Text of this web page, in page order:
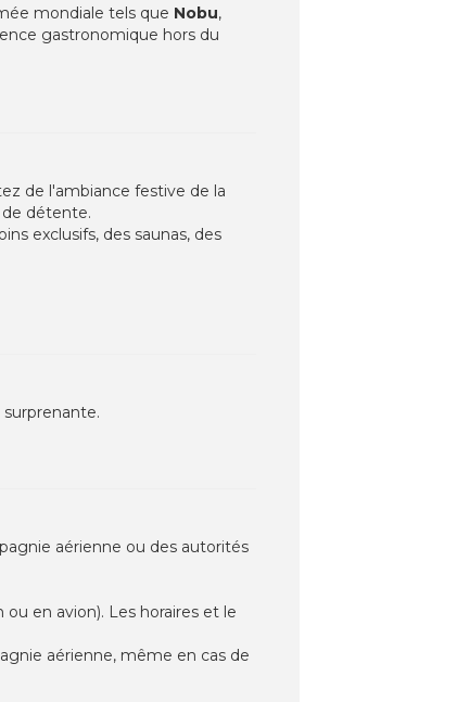
mondiale tels que Nobu,
gastronomique hors du
de l'ambiance festive de la
détente.
exclusifs, des saunas, des
aérienne ou des autorités
en avion). Les horaires et le
aérienne, même en cas de